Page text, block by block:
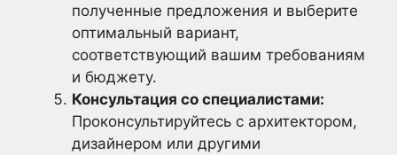
полученные предложения и выберите
оптимальный вариант,
соответствующий вашим требованиям
и бюджету.
Консультация со специалистами:
Проконсультируйтесь с архитектором,
дизайнером или другими